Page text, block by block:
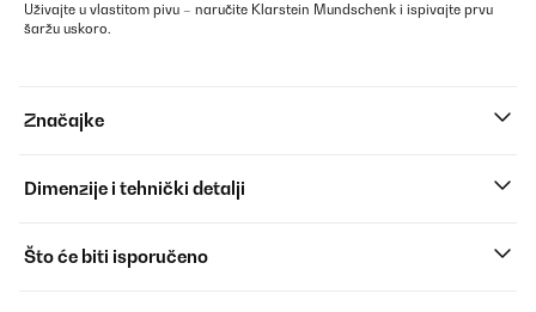
Uživajte u vlastitom pivu – naručite Klarstein Mundschenk i ispivajte prvu
šaržu uskoro.
Značajke
Dimenzije i tehnički detalji
Što će biti isporučeno